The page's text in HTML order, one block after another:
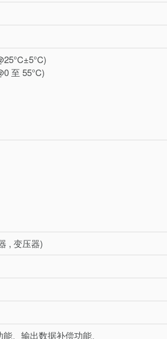
至 55°C)
, 变压器)
、输出数据补偿功能、